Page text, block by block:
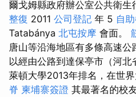
爾戈姆縣政府辦公室公共衛生
整復 2011 公司登記 年 5 自
Tatabánya 北屯按摩 會面。
唐山等沿海地區有多條高速公
以經由公路到達保亭市（河
萊頓大學2013年排名，在世
脊 柬埔寨簽證 其最著名的校